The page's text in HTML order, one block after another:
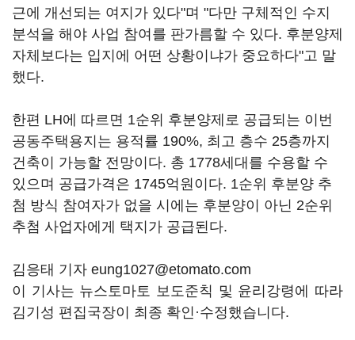
근에 개선되는 여지가 있다"며 "다만 구체적인 수지
분석을 해야 사업 참여를 판가름할 수 있다. 후분양제
자체보다는 입지에 어떤 상황이냐가 중요하다"고 말
했다.
한편 LH에 따르면 1순위 후분양제로 공급되는 이번
공동주택용지는 용적률 190%, 최고 층수 25층까지
건축이 가능할 전망이다. 총 1778세대를 수용할 수
있으며 공급가격은 1745억원이다. 1순위 후분양 추
첨 방식 참여자가 없을 시에는 후분양이 아닌 2순위
추첨 사업자에게 택지가 공급된다.
김응태 기자 eung1027@etomato.com
이 기사는 뉴스토마토 보도준칙 및 윤리강령에 따라
김기성 편집국장이 최종 확인·수정했습니다.